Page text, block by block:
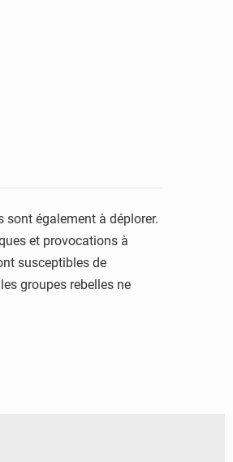
sont également à déplorer.
et provocations à
susceptibles de
groupes rebelles ne